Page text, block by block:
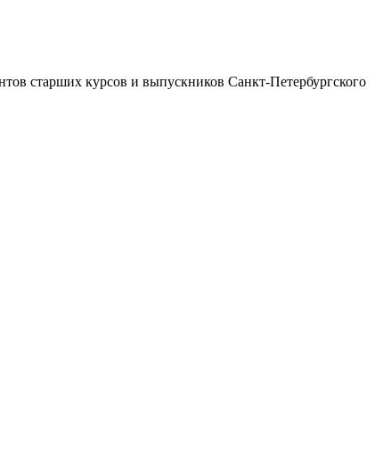
старших курсов и выпускников Санкт-Петербургского